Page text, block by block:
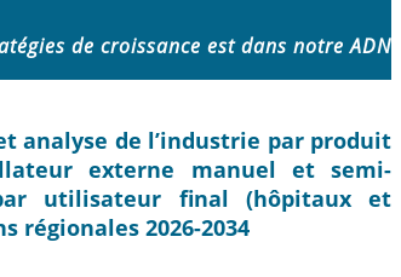
de croissance est dans notre ADN
analyse de l’industrie par produit
externe manuel et semi-
utilisateur final (hôpitaux et
régionales 2026-2034